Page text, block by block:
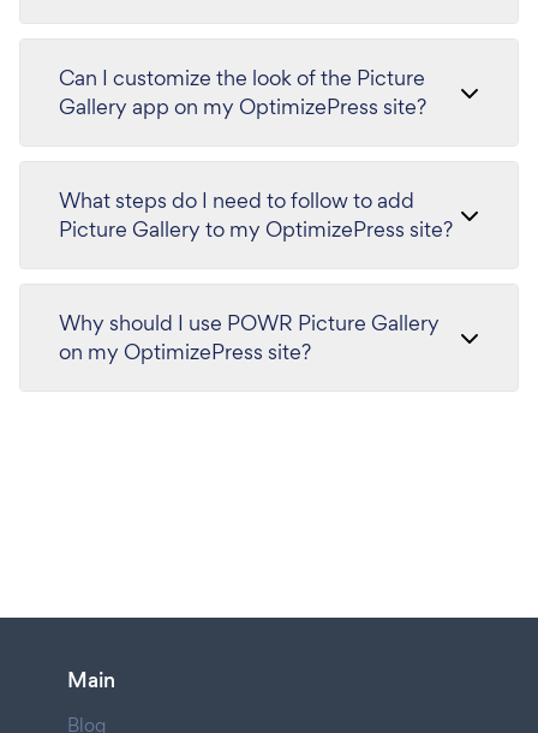
Can I customize the look of the Picture
Gallery app on my OptimizePress site?
What steps do I need to follow to add
Picture Gallery to my OptimizePress site?
Why should I use POWR Picture Gallery
on my OptimizePress site?
Main
Blog